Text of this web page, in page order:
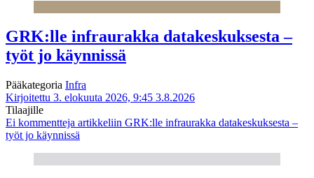
GRK:lle infraurakka datakeskuksesta –
työt jo käynnissä
Pääkategoria Infra
Kirjoitettu 3. elokuuta 2026, 9:45 3.8.2026
Tilaajille
Ei kommentteja artikkeliin GRK:lle infraurakka datakeskuksesta –
työt jo käynnissä